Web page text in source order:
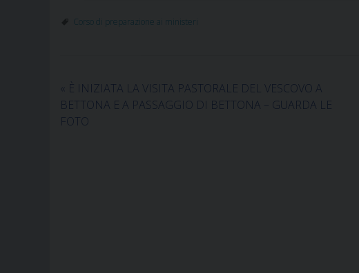
Corso di preparazione ai ministeri
« È INIZIATA LA VISITA PASTORALE DEL VESCOVO A
BETTONA E A PASSAGGIO DI BETTONA – GUARDA LE
FOTO